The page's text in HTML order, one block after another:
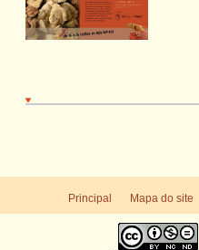
Principal Mapa do site